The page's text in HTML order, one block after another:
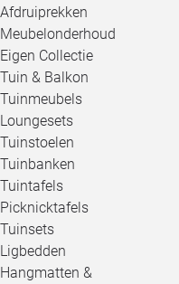
Afdruiprekken
Meubelonderhoud
Eigen Collectie
Tuin & Balkon
Tuinmeubels
Loungesets
Tuinstoelen
Tuinbanken
Tuintafels
Picknicktafels
Tuinsets
Ligbedden
Hangmatten &